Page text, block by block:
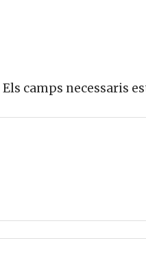
Els camps necessaris